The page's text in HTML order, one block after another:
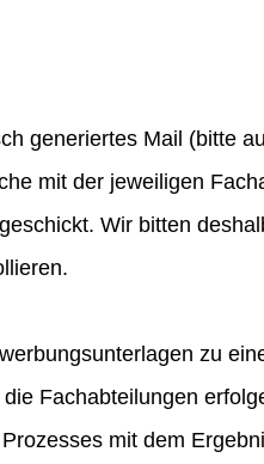
generiertes Mail (bitte
mit der jeweiligen
Wir bitten
zu
Fachabteilungen
mit dem